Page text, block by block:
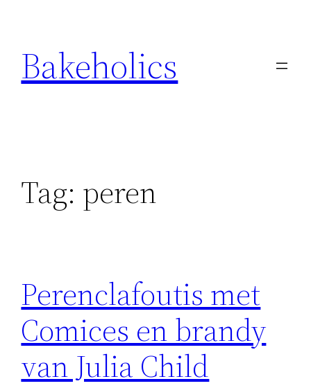
inhoud
Bakeholics
Tag: peren
Perenclafoutis met
Comices en brandy
van Julia Child